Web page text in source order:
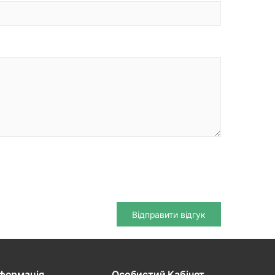
Відправити відгук